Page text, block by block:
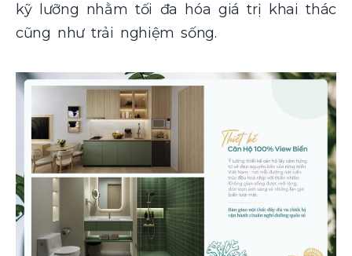
kỹ lưỡng nhằm tối đa hóa giá trị khai thác
cũng như trải nghiệm sống.